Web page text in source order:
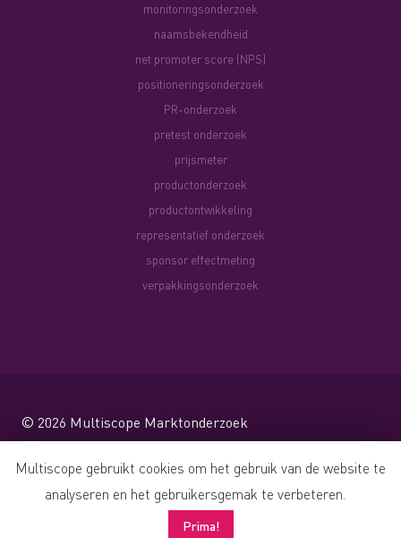
monitoringsonderzoek
naamsbekendheid
net promoter score (NPS)
positioneringsonderzoek
PR-onderzoek
pretest onderzoek
prijsmeter
productonderzoek
productontwikkeling
representatief onderzoek
sponsor effectmeting
verpakkingsonderzoek
© 2026 Multiscope Marktonderzoek
Website by Shareforce
Multiscope gebruikt cookies om het gebruik van de website te
analyseren en het gebruikersgemak te verbeteren.
Prima!